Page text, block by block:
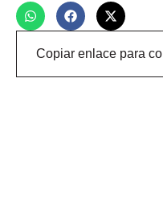
Copiar enlace para